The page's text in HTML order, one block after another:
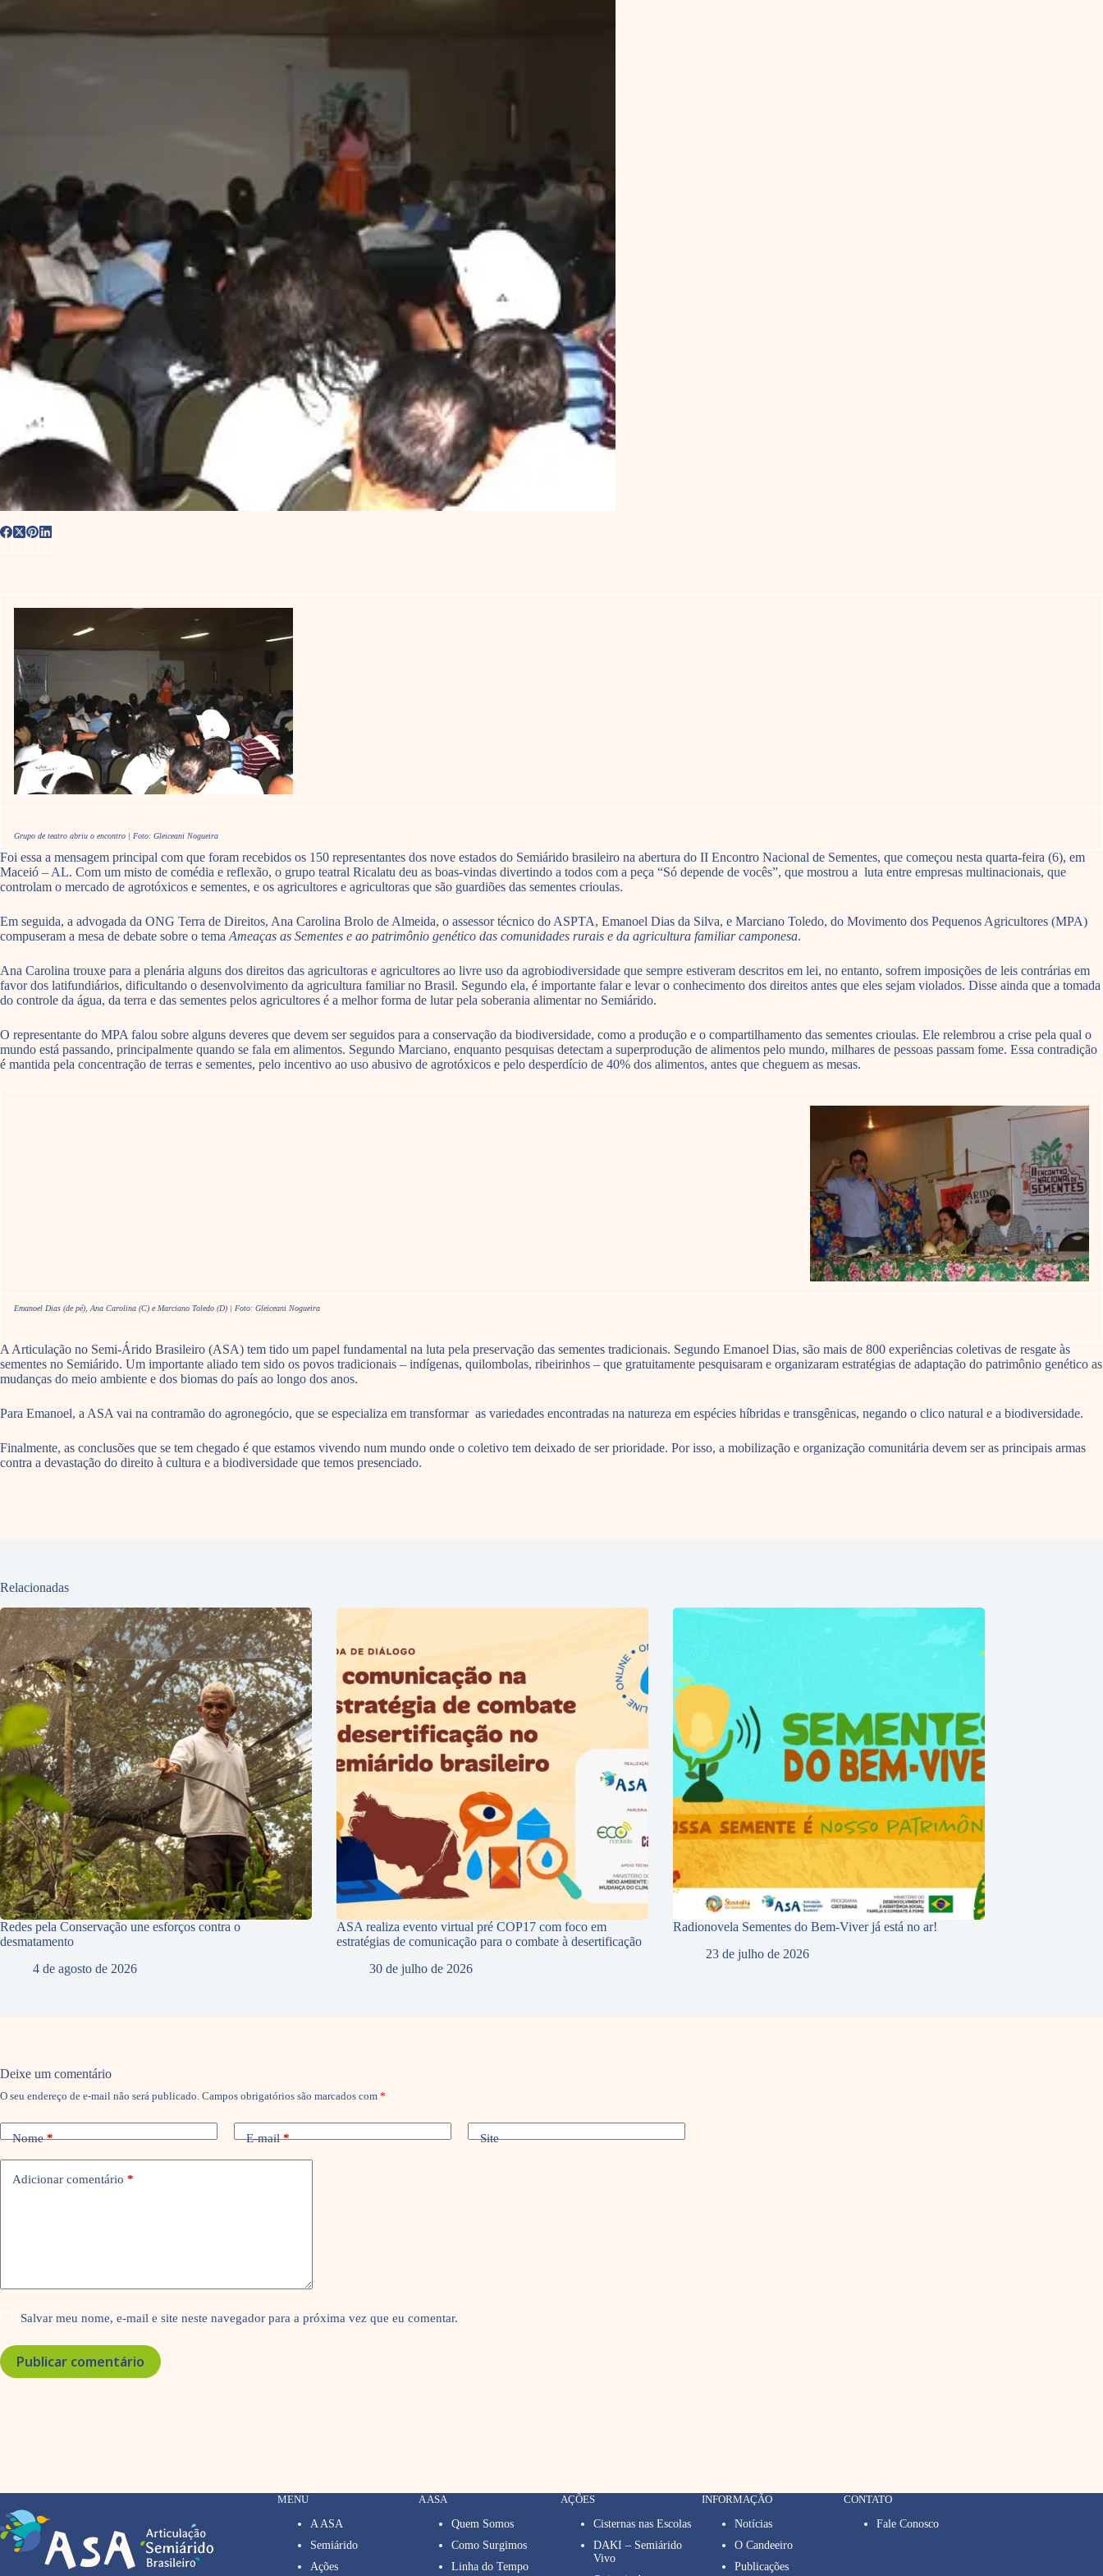
Grupo de teatro abriu o encontro | Foto: Gleiceani Nogueira
Foi essa a mensagem principal com que foram recebidos os 150 representantes dos nove estados do Semiárido brasileiro na abertura do II Encontro Nacional de Sementes, que começou nesta quarta-feira (6), em
Maceió – AL. Com um misto de comédia e reflexão, o grupo teatral Ricalatu deu as boas-vindas divertindo a todos com a peça “Só depende de vocês”, que mostrou a luta entre empresas multinacionais, que
controlam o mercado de agrotóxicos e sementes, e os agricultores e agricultoras que são guardiões das sementes crioulas.
Em seguida, a advogada da ONG Terra de Direitos, Ana Carolina Brolo de Almeida, o assessor técnico do ASPTA, Emanoel Dias da Silva, e Marciano Toledo, do Movimento dos Pequenos Agricultores (MPA)
compuseram a mesa de debate sobre o tema Ameaças as Sementes e ao patrimônio genético das comunidades rurais e da agricultura familiar camponesa.
Ana Carolina trouxe para a plenária alguns dos direitos das agricultoras e agricultores ao livre uso da agrobiodiversidade que sempre estiveram descritos em lei, no entanto, sofrem imposições de leis contrárias em
favor dos latifundiários, dificultando o desenvolvimento da agricultura familiar no Brasil. Segundo ela, é importante falar e levar o conhecimento dos direitos antes que eles sejam violados. Disse ainda que a tomada
do controle da água, da terra e das sementes pelos agricultores é a melhor forma de lutar pela soberania alimentar no Semiárido.
O representante do MPA falou sobre alguns deveres que devem ser seguidos para a conservação da biodiversidade, como a produção e o compartilhamento das sementes crioulas. Ele relembrou a crise pela qual o
mundo está passando, principalmente quando se fala em alimentos. Segundo Marciano, enquanto pesquisas detectam a superprodução de alimentos pelo mundo, milhares de pessoas passam fome. Essa contradição
é mantida pela concentração de terras e sementes, pelo incentivo ao uso abusivo de agrotóxicos e pelo desperdício de 40% dos alimentos, antes que cheguem as mesas.
Emanoel Dias (de pé), Ana Carolina (C) e Marciano Toledo (D) | Foto: Gleiceani Nogueira
A Articulação no Semi-Árido Brasileiro (ASA) tem tido um papel fundamental na luta pela preservação das sementes tradicionais. Segundo Emanoel Dias, são mais de 800 experiências coletivas de resgate às
sementes no Semiárido. Um importante aliado tem sido os povos tradicionais – indígenas, quilombolas, ribeirinhos – que gratuitamente pesquisaram e organizaram estratégias de adaptação do patrimônio genético as
mudanças do meio ambiente e dos biomas do país ao longo dos anos.
Para Emanoel, a ASA vai na contramão do agronegócio, que se especializa em transformar as variedades encontradas na natureza em espécies híbridas e transgênicas, negando o clico natural e a biodiversidade.
Finalmente, as conclusões que se tem chegado é que estamos vivendo num mundo onde o coletivo tem deixado de ser prioridade. Por isso, a mobilização e organização comunitária devem ser as principais armas
contra a devastação do direito à cultura e a biodiversidade que temos presenciado.
Relacionadas
Redes pela Conservação une esforços contra o
desmatamento
4 de agosto de 2026
ASA realiza evento virtual pré COP17 com foco em
estratégias de comunicação para o combate à desertificação
30 de julho de 2026
Radionovela Sementes do Bem-Viver já está no ar!
23 de julho de 2026
Deixe um comentário
O seu endereço de e-mail não será publicado. Campos obrigatórios são marcados com *
Nome* E-mail* Site
Adicionar comentário *
Salvar meu nome, e-mail e site neste navegador para a próxima vez que eu comentar.
Publicar comentário
MENU
A ASA
Semiárido
Ações
A ASA
Quem Somos
Como Surgimos
Linha do Tempo
AÇÕES
Cisternas nas Escolas
DAKI – Semiárido
Vivo
INFORMAÇÃO
Notícias
O Candeeiro
Publicações
CONTATO
Fale Conosco